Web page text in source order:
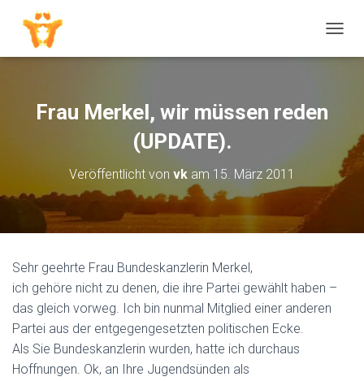
A
N
L
Frau Merkel, wir müssen reden
(UPDATE).
Veröffentlicht von vk am 15. März 2011
Sehr geehrte Frau Bundeskanzlerin Merkel,
ich gehöre nicht zu denen, die ihre Partei gewählt haben –
das gleich vorweg. Ich bin nunmal Mitglied einer anderen
Partei aus der entgegengesetzten politischen Ecke.
Als Sie Bundeskanzlerin wurden, hatte ich durchaus
Hoffnungen. Ok, an Ihre Jugendsünden als